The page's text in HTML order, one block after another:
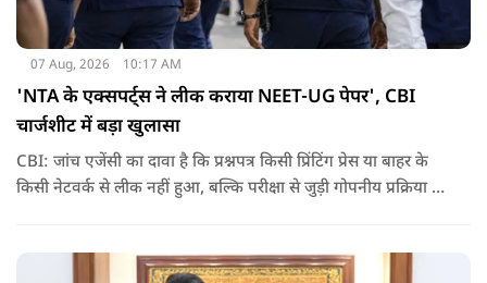
07 Aug, 2026 10:17 AM
'NTA के एक्सपर्ट्स ने लीक कराया NEET-UG पेपर', CBI
चार्जशीट में बड़ा खुलासा
CBI: जांच एजेंसी का दावा है कि प्रश्नपत्र किसी प्रिंटिंग प्रेस या बाहर के
किसी नेटवर्क से लीक नहीं हुआ, बल्कि परीक्षा से जुड़ी गोपनीय प्रक्रिया में